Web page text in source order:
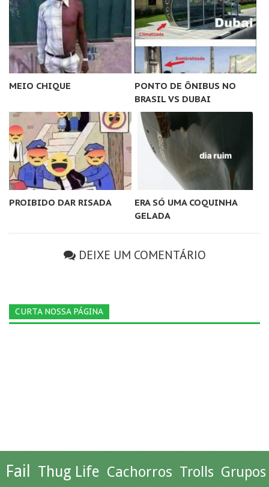
MEIO CHIQUE
PONTO DE ÔNIBUS NO
BRASIL VS DUBAI
PROIBIDO DAR RISADA
ERA SÓ UMA COQUINHA
GELADA
DEIXE UM COMENTÁRIO
CURTA NOSSA PÁGINA
Fail Thug Life Cachorros Trolls Grupos